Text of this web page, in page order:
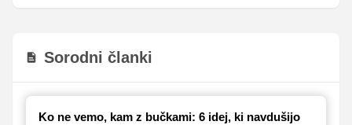
Sorodni članki
Ko ne vemo, kam z bučkami: 6 idej, ki navdušijo